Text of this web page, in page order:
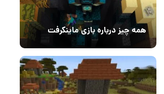
همه چیز درباره بازی ماینکرفت